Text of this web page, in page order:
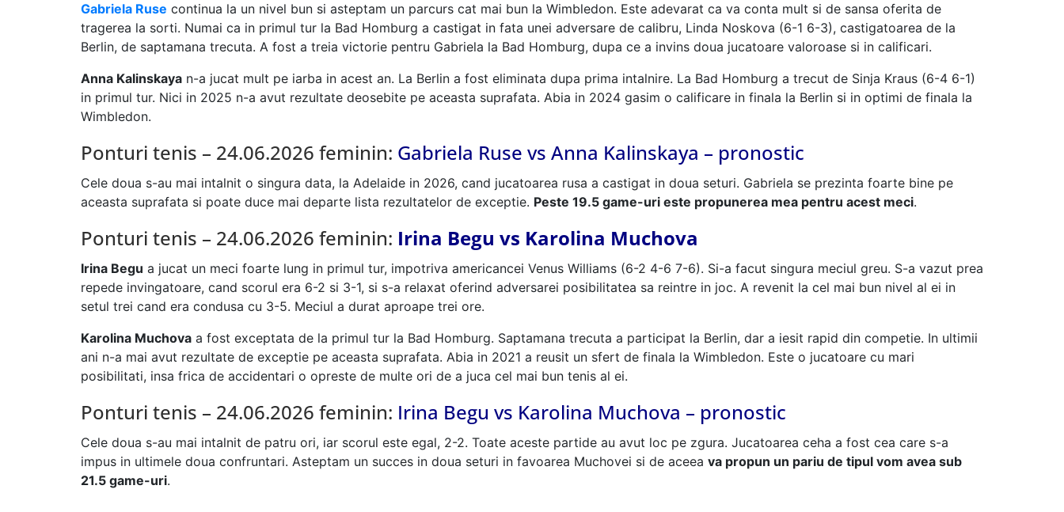
Gabriela Ruse continua la un nivel bun si asteptam un parcurs cat mai bun la Wimbledon. Este adevarat ca va conta mult si de sansa oferita de
tragerea la sorti. Numai ca in primul tur la Bad Homburg a castigat in fata unei adversare de calibru, Linda Noskova (6-1 6-3), castigatoarea de la
Berlin, de saptamana trecuta. A fost a treia victorie pentru Gabriela la Bad Homburg, dupa ce a invins doua jucatoare valoroase si in calificari.
Anna Kalinskaya n-a jucat mult pe iarba in acest an. La Berlin a fost eliminata dupa prima intalnire. La Bad Homburg a trecut de Sinja Kraus (6-4 6-1)
in primul tur. Nici in 2025 n-a avut rezultate deosebite pe aceasta suprafata. Abia in 2024 gasim o calificare in finala la Berlin si in optimi de finala la
Wimbledon.
Ponturi tenis – 24.06.2026 feminin: Gabriela Ruse vs Anna Kalinskaya – pronostic
Cele doua s-au mai intalnit o singura data, la Adelaide in 2026, cand jucatoarea rusa a castigat in doua seturi. Gabriela se prezinta foarte bine pe
aceasta suprafata si poate duce mai departe lista rezultatelor de exceptie. Peste 19.5 game-uri este propunerea mea pentru acest meci.
Ponturi tenis – 24.06.2026 feminin: Irina Begu vs Karolina Muchova
Irina Begu a jucat un meci foarte lung in primul tur, impotriva americancei Venus Williams (6-2 4-6 7-6). Si-a facut singura meciul greu. S-a vazut prea
repede invingatoare, cand scorul era 6-2 si 3-1, si s-a relaxat oferind adversarei posibilitatea sa reintre in joc. A revenit la cel mai bun nivel al ei in
setul trei cand era condusa cu 3-5. Meciul a durat aproape trei ore.
Karolina Muchova a fost exceptata de la primul tur la Bad Homburg. Saptamana trecuta a participat la Berlin, dar a iesit rapid din competie. In ultimii
ani n-a mai avut rezultate de exceptie pe aceasta suprafata. Abia in 2021 a reusit un sfert de finala la Wimbledon. Este o jucatoare cu mari
posibilitati, insa frica de accidentari o opreste de multe ori de a juca cel mai bun tenis al ei.
Ponturi tenis – 24.06.2026 feminin: Irina Begu vs Karolina Muchova – pronostic
Cele doua s-au mai intalnit de patru ori, iar scorul este egal, 2-2. Toate aceste partide au avut loc pe zgura. Jucatoarea ceha a fost cea care s-a
impus in ultimele doua confruntari. Asteptam un succes in doua seturi in favoarea Muchovei si de aceea va propun un pariu de tipul vom avea sub
21.5 game-uri.